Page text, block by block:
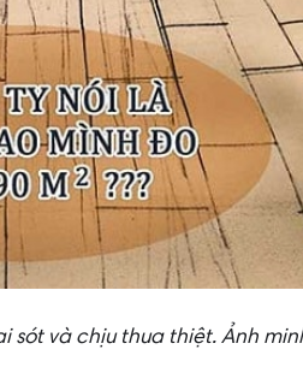
sót và chịu thua thiệt. Ảnh